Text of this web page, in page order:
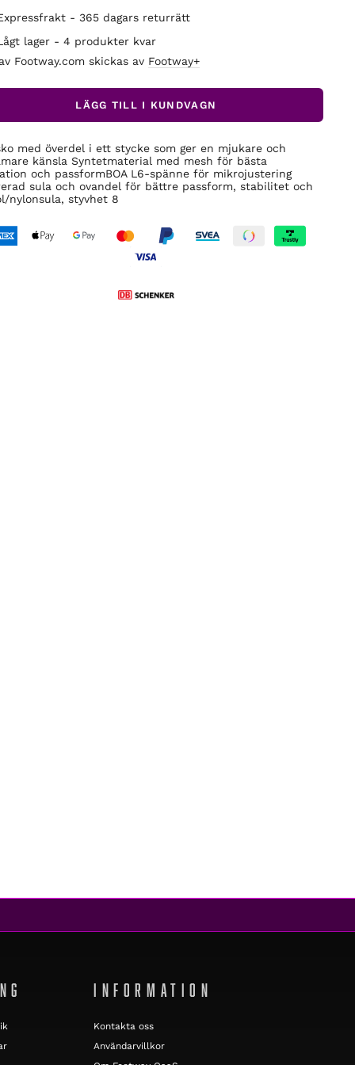
- 365 dagars returrätt
lager - 4 produkter kvar
Footway.com skickas av Footway+
LÄGG TILL I KUNDVAGN
med överdel i ett stycke som ger en mjukare och
känsla Syntetmaterial med mesh för bästa
och passformBOA L6-spänne för mikrojustering
sula och ovandel för bättre passform, stabilitet och
nylonsula, styvhet 8
INFORMATION
Kontakta oss
Användarvillkor